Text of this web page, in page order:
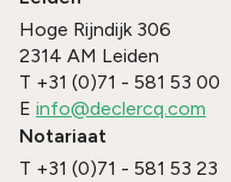
Hoge Rijndijk 306
2314 AM Leiden
T +31 (0)71 - 581 53 00
E info@declercq.com
Notariaat
T +31 (0)71 - 581 53 23